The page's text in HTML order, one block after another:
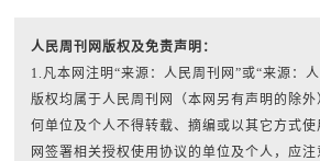
人民周刊网版权及免责声明：
1.凡本网注明“来源：人民周刊网”或“来源：
版权均属于人民周刊网（本网另有声明的除
何单位及个人不得转载、摘编或以其它方式
网签署相关授权使用协议的单位及个人，应